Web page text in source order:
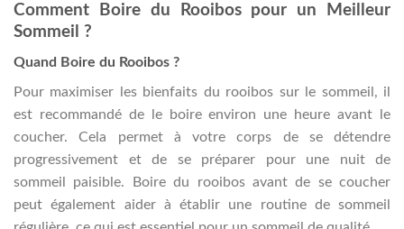
Comment Boire du Rooibos pour un Meilleur
Sommeil ?
Quand Boire du Rooibos ?
Pour maximiser les bienfaits du rooibos sur le sommeil, il
est recommandé de le boire environ une heure avant le
coucher. Cela permet à votre corps de se détendre
progressivement et de se préparer pour une nuit de
sommeil paisible. Boire du rooibos avant de se coucher
peut également aider à établir une routine de sommeil